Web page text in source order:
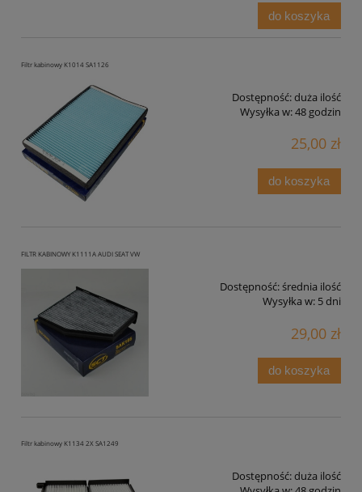
do koszyka
Filtr kabinowy K1014 SA1126
Dostępność:duża ilość
Wysyłka w:48 godzin
25,00 zł
do koszyka
FILTR KABINOWY K1111A AUDI SEAT VW
Dostępność:średnia ilość
Wysyłka w: 5 dni
29,00 zł
do koszyka
Filtr kabinowy K1134 2X SA1249
Dostępność:duża ilość